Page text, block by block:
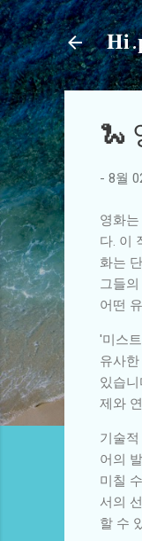
🐍
- 8월
영화
다. 이
화는
그들
어떤
'미스
유사
있습
제와
기술
어의
미칠
서의
할 수